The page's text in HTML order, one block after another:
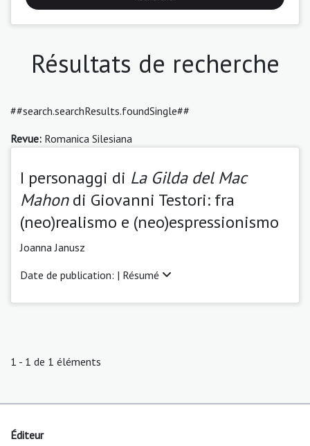
Résultats de recherche
##search.searchResults.foundSingle##
Revue: Romanica Silesiana
I personaggi di La Gilda del Mac
Mahondi Giovanni Testori: fra
(neo)realismo e (neo)espressionismo
Joanna Janusz
Date de publication: | Résumé
1 - 1 de 1 éléments
Éditeur